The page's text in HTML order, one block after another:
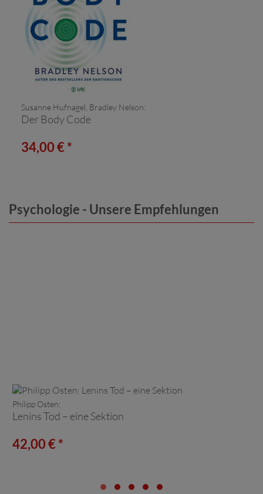
Susanne Hufnagel, Bradley Nelson:
Der Body Code
34,00 € *
Psychologie - Unsere Empfehlungen
Philipp Osten:
Lenins Tod – eine Sektion
42,00 € *